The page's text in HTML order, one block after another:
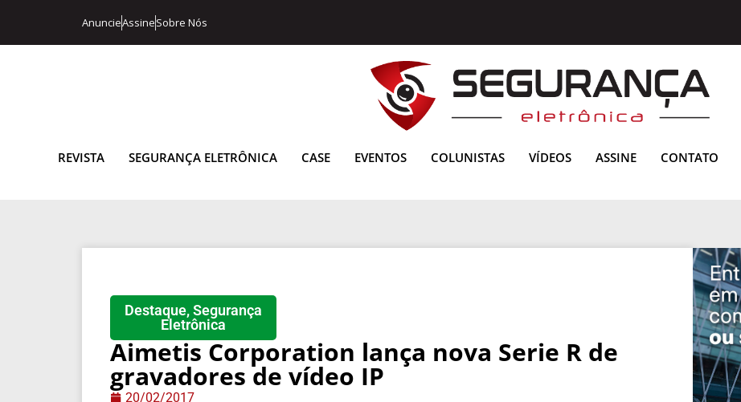
AnuncieAssineSobre Nós
REVISTA SEGURANÇA ELETRÔNICA CASE EVENTOS COLUNISTAS VÍDEOS ASSINE CONTATO
Destaque,Segurança
Eletrônica
Aimetis Corporation lança nova Serie R de
gravadores de vídeo IP
20/02/2017